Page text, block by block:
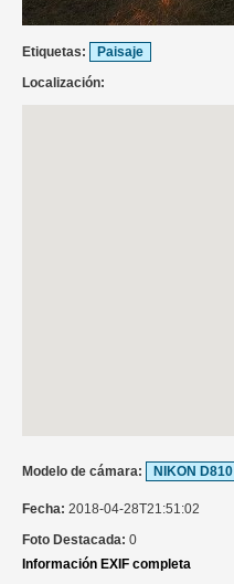
Etiquetas:
Paisaje
Localización:
Modelo de cámara: NIKON D810
Fecha: 2018-04-28T21:51:02
Foto Destacada: 0
Información EXIF completa